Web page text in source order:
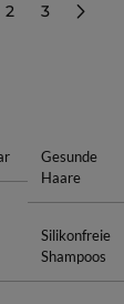
2 3
Gesunde
Haare
Silikonfreie
Shampoos